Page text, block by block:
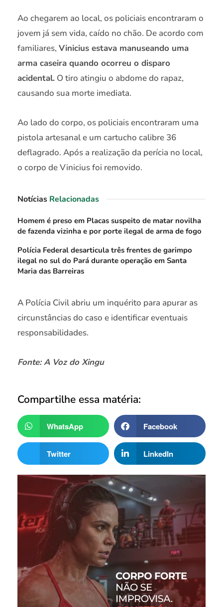
Ao chegarem ao local, os policiais encontraram o
jovem já sem vida, caído no chão. De acordo com
familiares, Vinicius estava manuseando uma
arma caseira quando ocorreu o disparo
acidental. O tiro atingiu o abdome do rapaz,
causando sua morte imediata.
Ao lado do corpo, os policiais encontraram uma
pistola artesanal e um cartucho calibre 36
deflagrado. Após a realização da perícia no local,
o corpo de Vinicius foi removido.
Notícias Relacionadas
Homem é preso em Placas suspeito de matar novilha
de fazenda vizinha e por porte ilegal de arma de fogo
Polícia Federal desarticula três frentes de garimpo
ilegal no sul do Pará durante operação em Santa
Maria das Barreiras
A Polícia Civil abriu um inquérito para apurar as
circunstâncias do caso e identificar eventuais
responsabilidades.
Fonte: A Voz do Xingu
Compartilhe essa matéria:
WhatsApp Facebook
Twitter LinkedIn